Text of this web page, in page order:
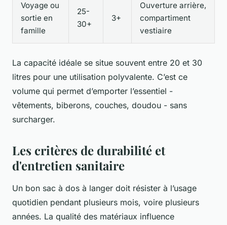
Voyage ou
sortie en
famille
25-
30+
3+
Ouverture arrière,
compartiment
vestiaire
La capacité idéale se situe souvent entre 20 et 30
litres pour une utilisation polyvalente. C’est ce
volume qui permet d’emporter l’essentiel -
vêtements, biberons, couches, doudou - sans
surcharger.
Les critères de durabilité et
d'entretien sanitaire
Un bon sac à dos à langer doit résister à l’usage
quotidien pendant plusieurs mois, voire plusieurs
années. La qualité des matériaux influence